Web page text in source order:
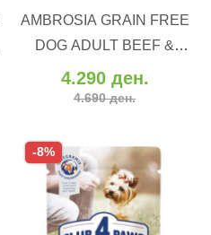
AMBROSIA GRAIN FREE
DOG ADULT BEEF &
FRESH SALMON (12 kg)
4.290 ден.
4.690 ден.
Додај во желби
Додај за споредба
-8%